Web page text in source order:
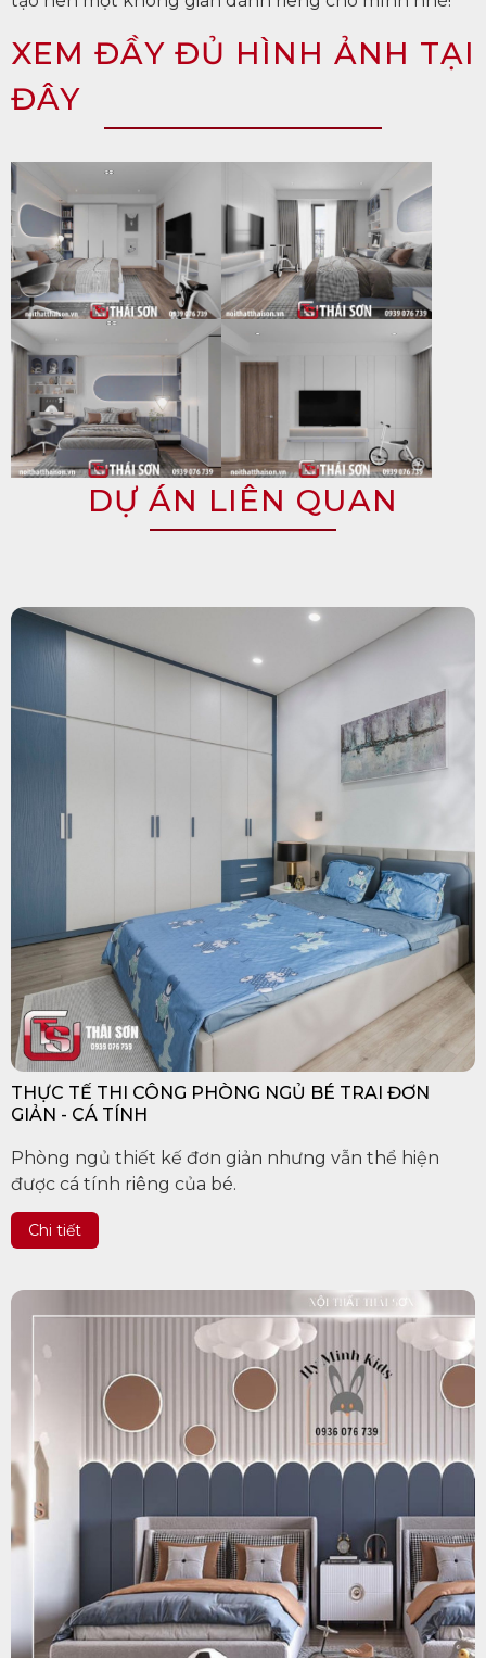
XEM ĐẦY ĐỦ HÌNH ẢNH TẠI
ĐÂY
DỰ ÁN LIÊN QUAN
THỰC TẾ THI CÔNG PHÒNG NGỦ BÉ TRAI ĐƠN
GIẢN - CÁ TÍNH
Phòng ngủ thiết kế đơn giản nhưng vẫn thể hiện
được cá tính riêng của bé.
Chi tiết